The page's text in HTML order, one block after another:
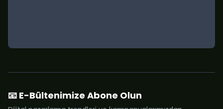
📧 E-Bültenimize Abone Olun